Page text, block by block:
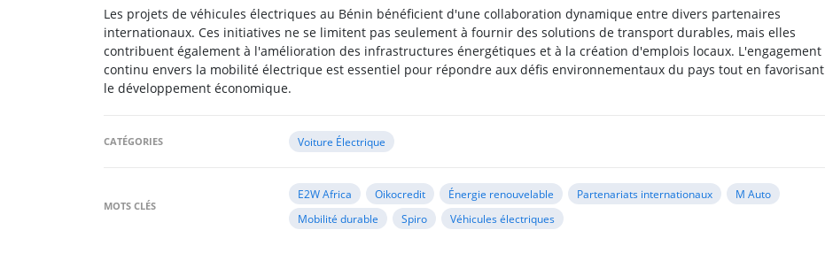
Les projets de véhicules électriques au Bénin bénéficient d'une collaboration dynamique entre divers partenaires
internationaux. Ces initiatives ne se limitent pas seulement à fournir des solutions de transport durables, mais elles
contribuent également à l'amélioration des infrastructures énergétiques et à la création d'emplois locaux. L'engagement
continu envers la mobilité électrique est essentiel pour répondre aux défis environnementaux du pays tout en favorisant
le développement économique.
CATÉGORIES Voiture Électrique
MOTS CLÉS
E2W Africa Oikocredit Énergie renouvelable Partenariats internationaux
M Auto
Mobilité durable
Spiro Véhicules électriques